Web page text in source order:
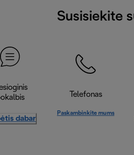
Susisiekite
dabar
Telefonas
Paskambinkite mums